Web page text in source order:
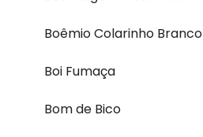
Boêmio Colarinho Branco
Boi Fumaça
Bom de Bico